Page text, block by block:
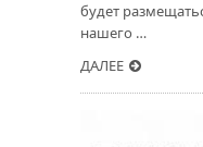
будет
нашего …
ДАЛЕЕ